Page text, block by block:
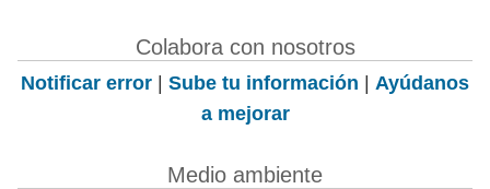
Colabora con nosotros
Notificar error | Sube tu información | Ayúdanos
a mejorar
Medio ambiente